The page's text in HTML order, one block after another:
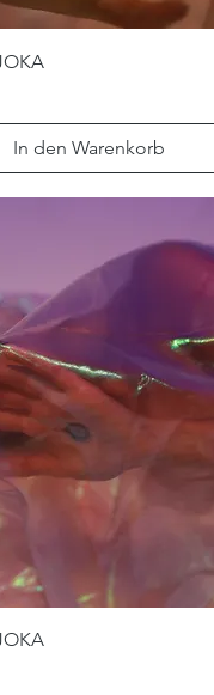
In den Warenkorb